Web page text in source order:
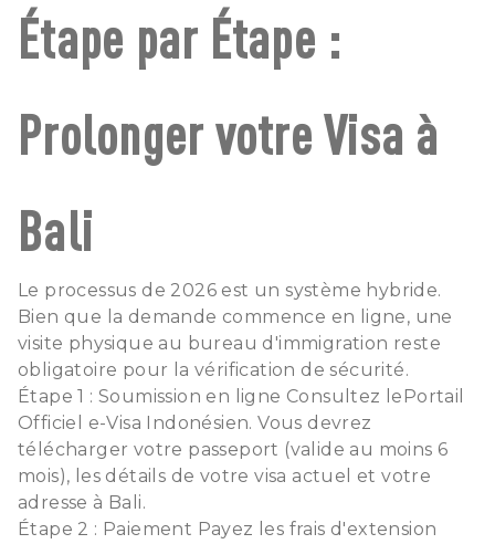
Étape par Étape :
Prolonger votre Visa à
Bali
Le processus de 2026 est un système hybride.
Bien que la demande commence en ligne, une
visite physique au bureau d'immigration reste
obligatoire pour la vérification de sécurité.
Étape 1 : Soumission en ligne Consultez le Portail
Officiel e-Visa Indonésien. Vous devrez
télécharger votre passeport (valide au moins 6
mois), les détails de votre visa actuel et votre
adresse à Bali.
Étape 2 : Paiement Payez les frais d'extension